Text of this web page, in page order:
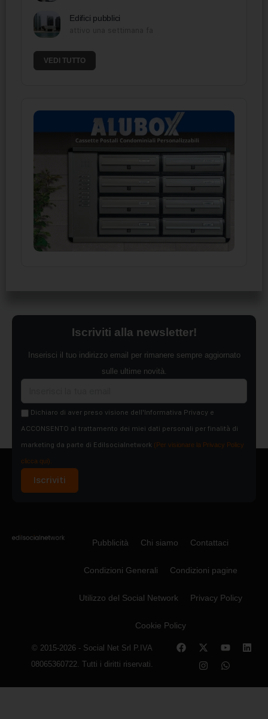
Edifici pubblici
VEDI TUTTO
Iscriviti alla newsletter!
Inserisci il tuo indirizzo email per rimanere sempre aggiornato
sulle ultime novità.
Dichiaro di aver preso visione dell'Informativa Privacy e
ACCONSENTO al trattamento dei miei dati personali per finalità di
marketing da parte di Edilsocialnetwork (Per visionare la Privacy Policy
clicca qui).
Iscriviti
Pubblicità Chi siamo Contattaci
Condizioni Generali Condizioni pagine
Utilizzo del Social Network Privacy Policy
Cookie Policy
© 2015-2026 - Social Net Srl P.IVA
08065360722. Tutti i diritti riservati.